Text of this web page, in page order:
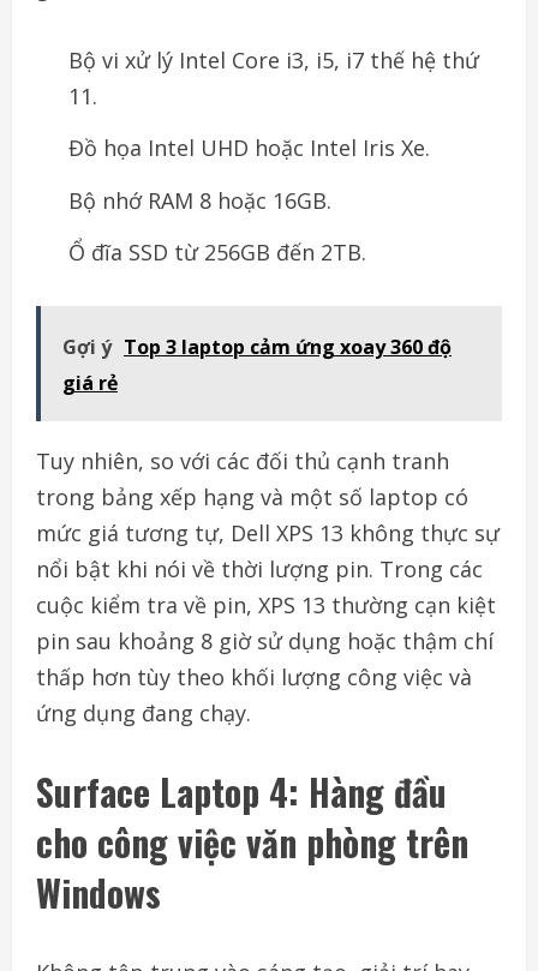
Bộ vi xử lý Intel Core i3, i5, i7 thế hệ thứ
11.
Đồ họa Intel UHD hoặc Intel Iris Xe.
Bộ nhớ RAM 8 hoặc 16GB.
Ổ đĩa SSD từ 256GB đến 2TB.
Gợi ý Top 3 laptop cảm ứng xoay 360 độ
giá rẻ
Tuy nhiên, so với các đối thủ cạnh tranh
trong bảng xếp hạng và một số laptop có
mức giá tương tự, Dell XPS 13 không thực sự
nổi bật khi nói về thời lượng pin. Trong các
cuộc kiểm tra về pin, XPS 13 thường cạn kiệt
pin sau khoảng 8 giờ sử dụng hoặc thậm chí
thấp hơn tùy theo khối lượng công việc và
ứng dụng đang chạy.
Surface Laptop 4: Hàng đầu
cho công việc văn phòng trên
Windows